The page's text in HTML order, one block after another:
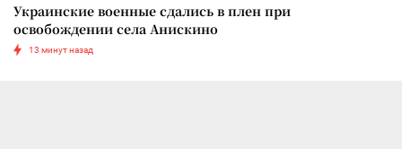
Украинские военные сдались в плен при
освобождении села Анискино
13 минут назад